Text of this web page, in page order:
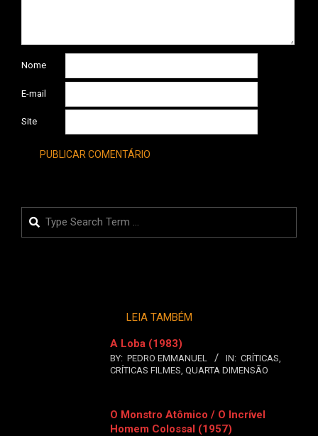
Nome
E-mail
Site
Search
LEIA TAMBÉM
A Loba (1983)
BY: PEDRO EMMANUEL IN: CRÍTICAS
CRÍTICAS FILMES QUARTA DIMENSÃO
O Monstro Atômico / O Incrível
Homem Colossal (1957)